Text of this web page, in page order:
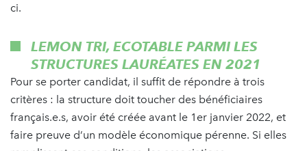
ci.
LEMON TRI, ECOTABLE PARMI LES
STRUCTURES LAURÉATES EN 2021
Pour se porter candidat, il suffit de répondre à trois
critères : la structure doit toucher des bénéficiaires
français.e.s, avoir été créée avant le 1er janvier 2022, et
faire preuve d’un modèle économique pérenne. Si elles